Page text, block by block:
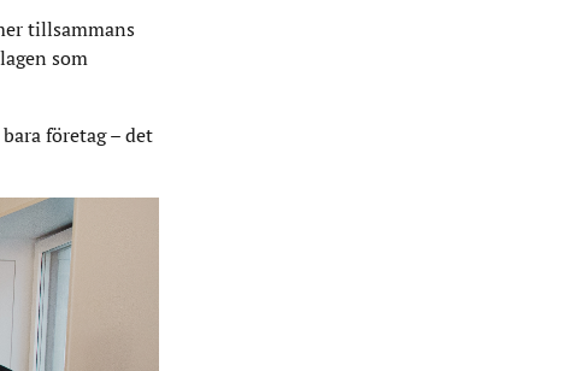
tillsammans
som
företag – det